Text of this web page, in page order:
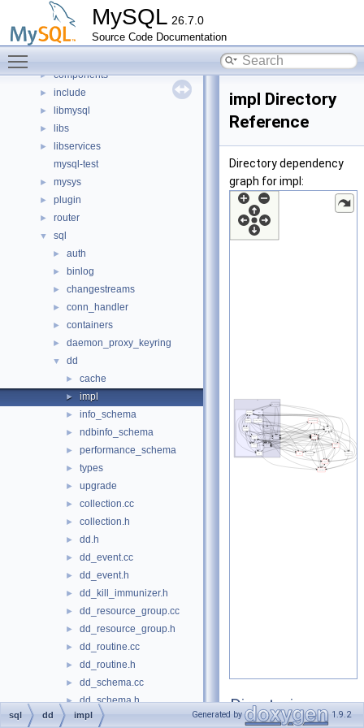
MySQL 26.7.0
Source Code Documentation
Classes
▼ File List
► components
► include
► libmysql
► libs
►
libservices
mysql-test
► mysys
► plugin
► router
▼ sql
► auth
► binlog
► changestreams
► conn_handler
► containers
► daemon_proxy_keyring
▼ dd
► cache
► impl
► info_schema
► ndbinfo_schema
► performance_schema
► types
► upgrade
► collection.cc
► collection.h
► dd.h
► dd_event.cc
► dd_event.h
► dd_kill_immunizer.h
► dd_resource_group.cc
► dd_resource_group.h
► dd_routine.cc
► dd_routine.h
► dd_schema.cc
► dd_schema.h
► dd_table.cc
impl Directory
Reference
Directory dependency
graph for impl:
Directories
sql dd impl Generated by 1.9.2